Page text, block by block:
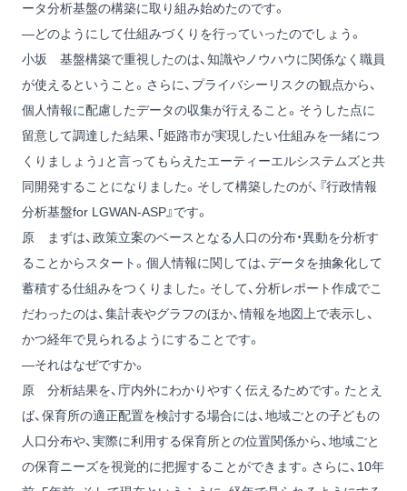
ータ分析基盤の構築に取り組み始めたのです。
―どのようにして仕組みづくりを行っていったのでしょう。
小坂 基盤構築で重視したのは、知識やノウハウに関係なく職員
が使えるということ。さらに、プライバシーリスクの観点から、
個人情報に配慮したデータの収集が行えること。そうした点に
留意して調達した結果、「姫路市が実現したい仕組みを一緒につ
くりましょう」と言ってもらえたエーティーエルシステムズと共
同開発することになりました。そして構築したのが、『行政情報
分析基盤for LGWAN-ASP』です。
原 まずは、政策立案のベースとなる人口の分布・異動を分析す
ることからスタート。個人情報に関しては、データを抽象化して
蓄積する仕組みをつくりました。そして、分析レポート作成でこ
だわったのは、集計表やグラフのほか、情報を地図上で表示し、
かつ経年で見られるようにすることです。
―それはなぜですか。
原 分析結果を、庁内外にわかりやすく伝えるためです。たとえ
ば、保育所の適正配置を検討する場合には、地域ごとの子どもの
人口分布や、実際に利用する保育所との位置関係から、地域ごと
の保育ニーズを視覚的に把握することができます。さらに、10年